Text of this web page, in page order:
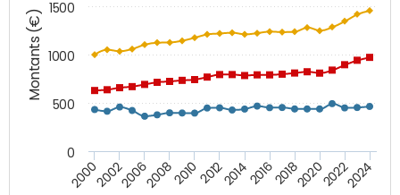
Montants (€)
200020022006200820102012201420162018202020222024
500
1000
1500
0